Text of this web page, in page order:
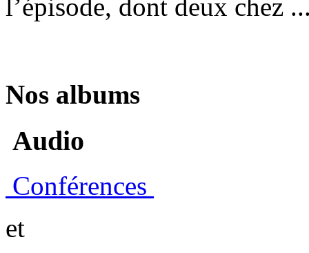
l’épisode, dont deux chez
Nos albums
Audio
Conférences
et